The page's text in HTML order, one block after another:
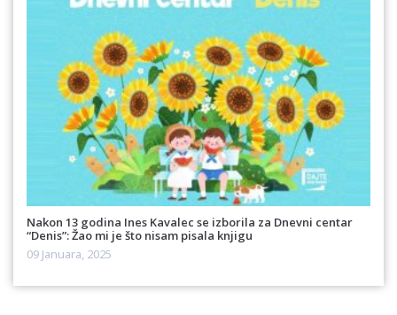
Nakon 13 godina Ines Kavalec se izborila za Dnevni centar
“Denis”: Žao mi je što nisam pisala knjigu
09 Januara, 2025